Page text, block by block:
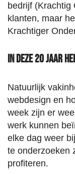
bedrijf (Krachtig
klanten, maar
Krachtiger
In deze 20 jaar
Natuurlijk
webdesign en
week zijn er
werk kunnen
elke dag weer
te onderzoeken
profiteren.